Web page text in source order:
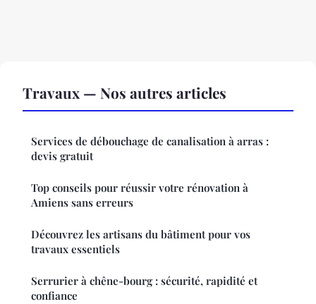
Travaux — Nos autres articles
Services de débouchage de canalisation à arras :
devis gratuit
Top conseils pour réussir votre rénovation à
Amiens sans erreurs
Découvrez les artisans du bâtiment pour vos
travaux essentiels
Serrurier à chêne-bourg : sécurité, rapidité et
confiance